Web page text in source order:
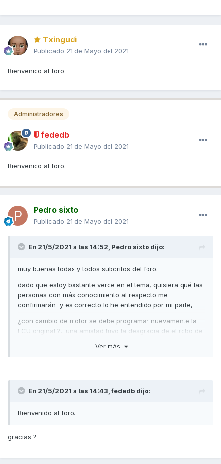
Txingudi
Publicado 21 de Mayo del 2021
Bienvenido al foro
Administradores
fededb
Publicado 21 de Mayo del 2021
Bienvenido al foro.
Pedro sixto
Publicado 21 de Mayo del 2021
En 21/5/2021 a las 14:52, Pedro sixto dijo:
muy buenas todas y todos subcritos del foro.
dado que estoy bastante verde en el tema, quisiera qué las
personas con más conocimiento al respecto me
confirmarán y es correcto lo he entendido por mi parte,
¿con cambio de motor se debe programar nuevamente la
ECU original ?.. una amistad tuvo la desgracia de el robo de
pareció y me regalo está por si le podía dar una segunda
milanuncios.... este motor venía si la ecu y el cuerpo de
arranque no tiene explosión , antes de su montaje el chasis
etc.
mi consulta es una vez realizado el cambio de motor con
Ver más
En 21/5/2021 a las 14:43,fededb dijo:
Bienvenido al foro.
gracias ?